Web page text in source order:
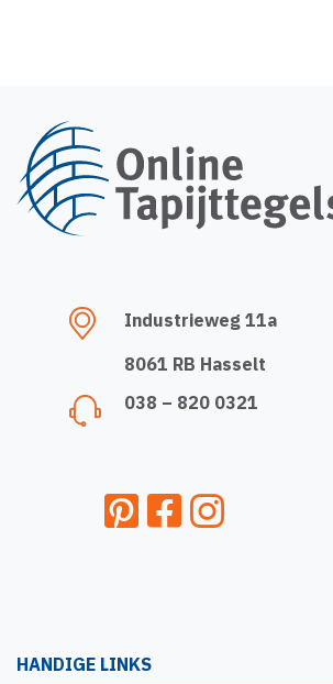
Industrieweg 11a
8061 RB Hasselt
038 – 820 0321
HANDIGE LINKS